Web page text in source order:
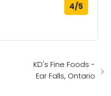
4/5
KD's Fine Foods -
Ear Falls, Ontario